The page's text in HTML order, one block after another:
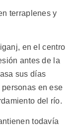
terraplenes y
en el centro
antes de la
sus días
en ese
del río.
todavía